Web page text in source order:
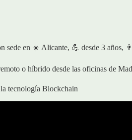
sede en ☀️ Alicante, 💪 desde 3 años,
o híbrido desde las oficinas de
tecnología Blockchain